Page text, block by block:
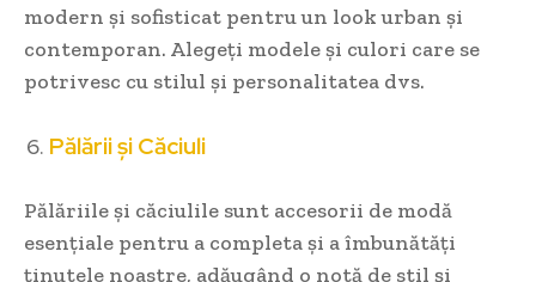
modern și sofisticat pentru un look urban și
contemporan. Alegeți modele și culori care se
potrivesc cu stilul și personalitatea dvs.
Pălării și Căciuli
Pălăriile și căciulile sunt accesorii de modă
esențiale pentru a completa și a îmbunătăți
ținutele noastre, adăugând o notă de stil și